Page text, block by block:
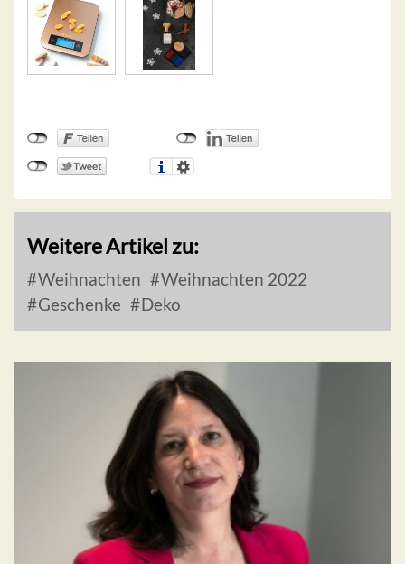
Weitere Artikel zu:
Weihnachten
Weihnachten 2022
Geschenke
Deko